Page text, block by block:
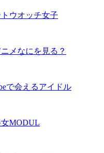
ウオッチ女子
メなにを見る？
で会えるアイドル
MODUL